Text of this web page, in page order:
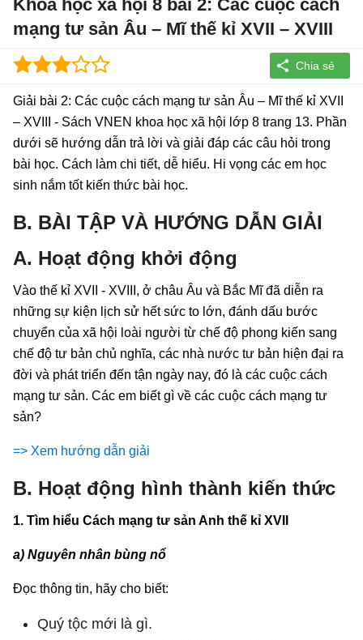
Khoa học xã hội 8 bài 2: Các cuộc cách
mạng tư sản Âu – Mĩ thế kỉ XVII – XVIII
Giải bài 2: Các cuộc cách mạng tư sản Âu – Mĩ thế kỉ XVII
– XVIII - Sách VNEN khoa học xã hội lớp 8 trang 13. Phần
dưới sẽ hướng dẫn trả lời và giải đáp các câu hỏi trong
bài học. Cách làm chi tiết, dễ hiểu. Hi vọng các em học
sinh nắm tốt kiến thức bài học.
B. BÀI TẬP VÀ HƯỚNG DẪN GIẢI
A. Hoạt động khởi động
Vào thế kỉ XVII - XVIII, ở châu Âu và Bắc Mĩ đã diễn ra
những sự kiện lịch sử hết sức to lớn, đánh dấu bước
chuyển của xã hội loài người từ chế độ phong kiến sang
chế độ tư bản chủ nghĩa, các nhà nước tư bản hiện đại ra
đời và phát triển đến tận ngày nay, đó là các cuộc cách
mạng tư sản. Các em biết gì về các cuộc cách mạng tư
sản?
=> Xem hướng dẫn giải
B. Hoạt động hình thành kiến thức
1. Tìm hiểu Cách mạng tư sản Anh thế kỉ XVII
a) Nguyên nhân bùng nổ
Đọc thông tin, hãy cho biết:
Quý tộc mới là gì.